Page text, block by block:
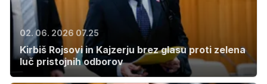
02. 06. 2026 07.25
Kirbiš Rojsovi in Kajzerju brez glasu proti zelena
luč pristojnih odborov